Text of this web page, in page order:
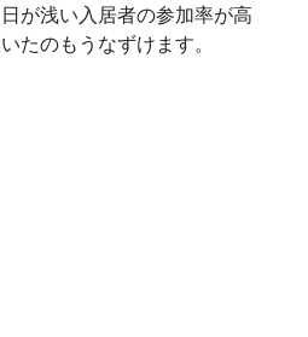
が浅い入居者の参加率が高
たのもうなずけます。